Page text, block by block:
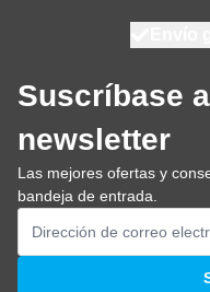
Suscríbase
newsletter
Las mejores ofertas y
bandeja de entrada.
Dirección de email